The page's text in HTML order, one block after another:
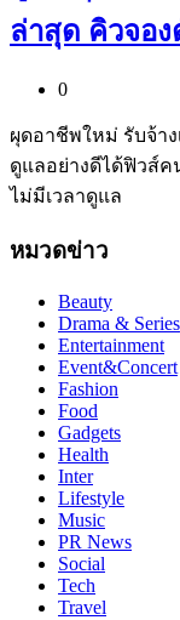
ล่าสุด คิวจอ
0
ผุดอาชีพใหม่ รับจ้า
ดูแลอย่างดีได้ฟิวส์
ไม่มีเวลาดูแล
หมวดข่าว
Beauty
Drama & Series
Entertainment
Event&Concert
Fashion
Food
Gadgets
Health
Inter
Lifestyle
Music
PR News
Social
Tech
Travel